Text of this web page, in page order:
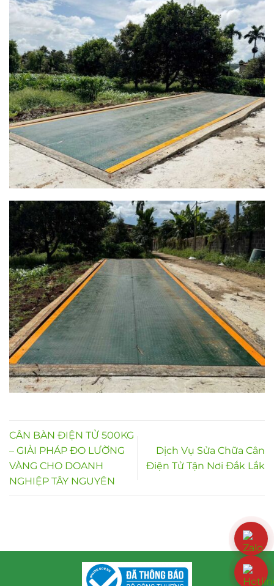
CÂN BÀN ĐIỆN TỬ 500KG
– GIẢI PHÁP ĐO LƯỜNG
VÀNG CHO DOANH
NGHIỆP TÂY NGUYÊN
Dịch Vụ Sửa Chữa Cân
Điện Tử Tận Nơi Đắk Lắk